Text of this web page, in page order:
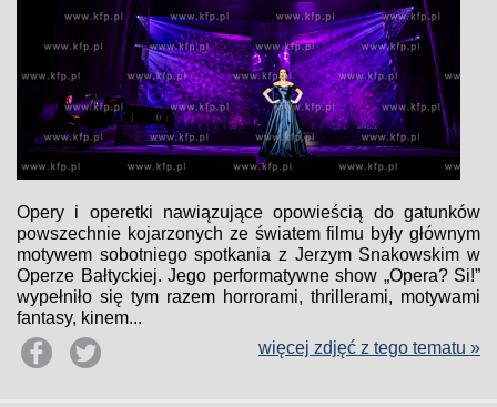
Opery i operetki nawiązujące opowieścią do gatunków
powszechnie kojarzonych ze światem filmu były głównym
motywem sobotniego spotkania z Jerzym Snakowskim w
Operze Bałtyckiej. Jego performatywne show „Opera? Si!”
wypełniło się tym razem horrorami, thrillerami, motywami
fantasy, kinem...
więcej zdjęć z tego tematu »